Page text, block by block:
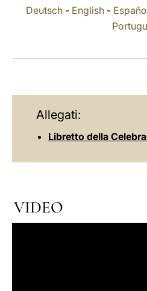
Deutsch- English-
Allegati:
Libretto della
VIDEO